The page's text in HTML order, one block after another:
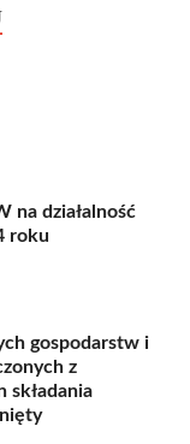
na działalność
roku
gospodarstw i
z
składania